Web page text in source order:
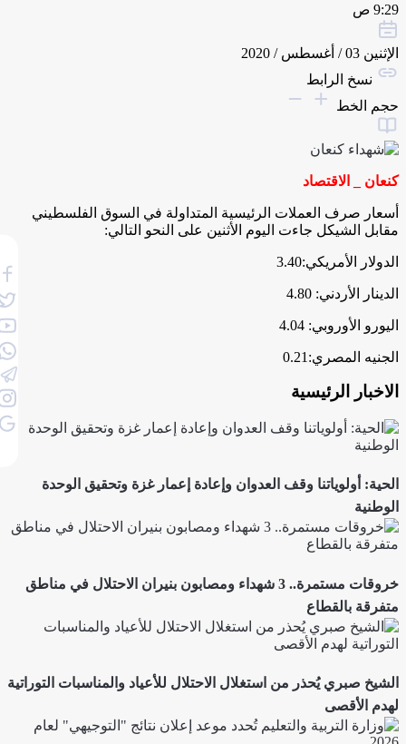
9:29 ص
الإثنين 03 / أغسطس / 2020
نسخ الرابط
حجم الخط
كنعان _ الاقتصاد
أسعار صرف العملات الرئيسية المتداولة في السوق الفلسطيني
مقابل الشيكل جاءت اليوم الأثنين على النحو التالي:
الدولار الأمريكي:3.40
الدينار الأردني: 4.80
اليورو الأوروبي: 4.04
الجنيه المصري:0.21
الاخبار الرئيسية
الحية: أولوياتنا وقف العدوان وإعادة إعمار غزة وتحقيق الوحدة
الوطنية
خروقات مستمرة.. 3 شهداء ومصابون بنيران الاحتلال في مناطق
متفرقة بالقطاع
الشيخ صبري يُحذر من استغلال الاحتلال للأعياد والمناسبات التوراتية
لهدم الأقصى